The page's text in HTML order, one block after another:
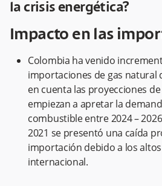
la crisis energética?
Impacto en las
Colombia ha venido
importaciones de gas natural
en cuenta las proyecciones
empiezan a apretar la
combustible entre 2024 –
2021 se presentó una caída
importación debido a los
internacional.